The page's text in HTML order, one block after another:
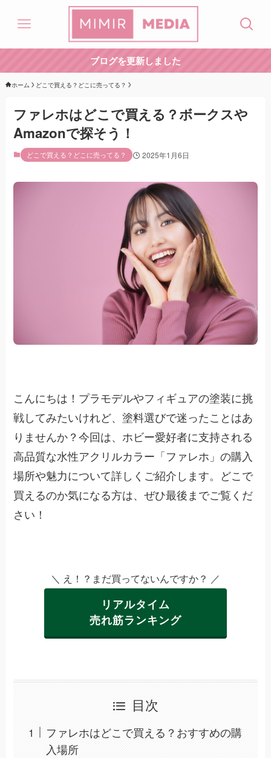
ブログを更新しました
ホーム どこで買える？どこに売ってる？
ファレホはどこで買える？ボークスや
Amazonで探そう！
どこで買える？どこに売ってる？ 2025年1月6日
こんにちは！プラモデルやフィギュアの塗装に挑
戦してみたいけれど、塗料選びで迷ったことはあ
りませんか？今回は、ホビー愛好者に支持される
高品質な水性アクリルカラー「ファレホ」の購入
場所や魅力について詳しくご紹介します。どこで
買えるのか気になる方は、ぜひ最後までご覧くだ
さい！
＼ え！？まだ買ってないんですか？ ／
リアルタイム
売れ筋ランキング
目次
ファレホはどこで買える？おすすめの購
入場所